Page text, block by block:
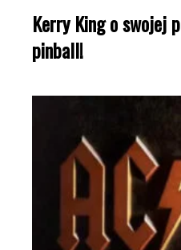
Kerry King o swojej
pinball!